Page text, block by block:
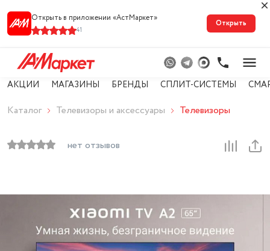
Открыть в приложении «АстМарке‪т‬»
41
Открыть
АКЦИИ МАГАЗИНЫ БРЕНДЫ СПЛИТ-СИСТЕМЫ
Каталог Телевизоры и аксессуары Телевизоры
нет отзывов